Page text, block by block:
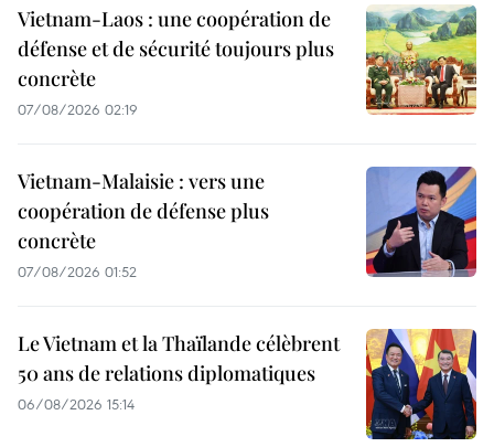
Vietnam-Laos : une coopération de
défense et de sécurité toujours plus
concrète
07/08/2026 02:19
Vietnam-Malaisie : vers une
coopération de défense plus
concrète
07/08/2026 01:52
Le Vietnam et la Thaïlande célèbrent
50 ans de relations diplomatiques
06/08/2026 15:14